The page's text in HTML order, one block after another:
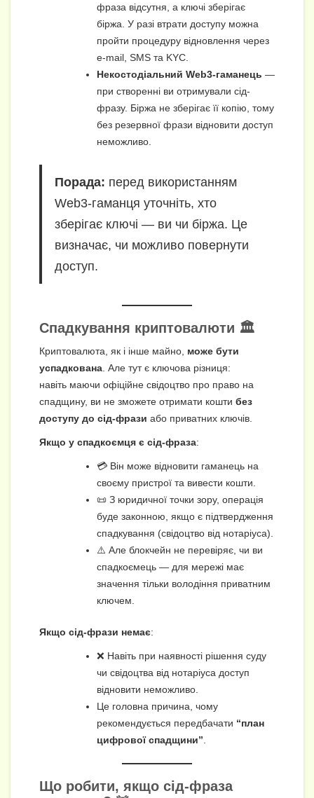
фраза відсутня, а ключі зберігає
біржа. У разі втрати доступу можна
пройти процедуру відновлення через
e-mail, SMS та KYC.
Некостодіальний Web3-гаманець —
при створенні ви отримували сід-
фразу. Біржа не зберігає її копію, тому
без резервної фрази відновити доступ
неможливо.
Порада: перед використанням
Web3-гаманця уточніть, хто
зберігає ключі — ви чи біржа. Це
визначає, чи можливо повернути
доступ.
Спадкування криптовалюти 🏛️
Криптовалюта, як і інше майно, може бути
успадкована. Але тут є ключова різниця:
навіть маючи офіційне свідоцтво про право на
спадщину, ви не зможете отримати кошти без
доступу до сід-фрази або приватних ключів.
Якщо у спадкоємця є сід-фраза:
💳 Він може відновити гаманець на
своєму пристрої та вивести кошти.
📜 З юридичної точки зору, операція
буде законною, якщо є підтвердження
спадкування (свідоцтво від нотаріуса).
⚠️ Але блокчейн не перевіряє, чи ви
спадкоємець — для мережі має
значення тільки володіння приватним
ключем.
Якщо сід-фрази немає:
❌ Навіть при наявності рішення суду
чи свідоцтва від нотаріуса доступ
відновити неможливо.
Це головна причина, чому
рекомендується передбачати “план
цифрової спадщини”.
Що робити, якщо сід-фраза